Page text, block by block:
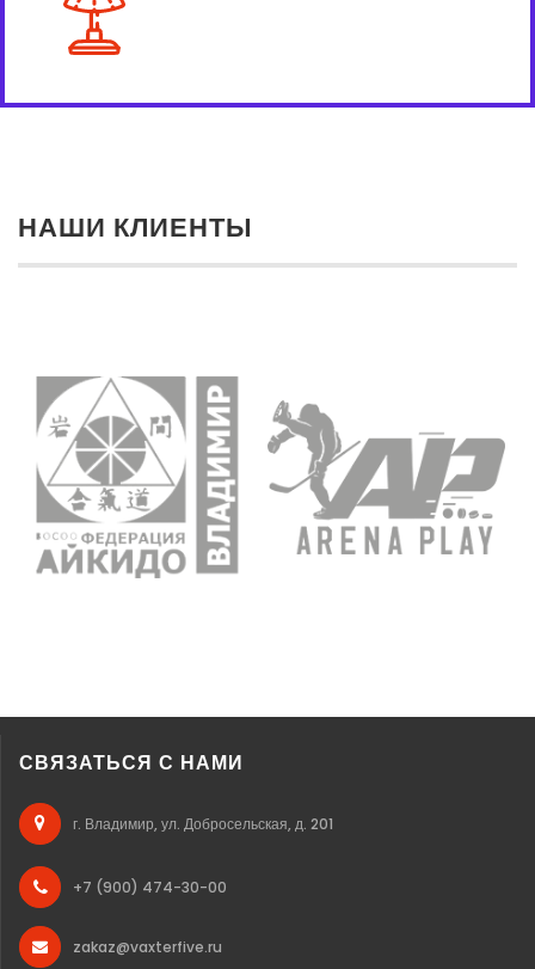
НАШИ КЛИЕНТЫ
СВЯЗАТЬСЯ С НАМИ
г. Владимир, ул. Добросельская, д. 201
+7 (900) 474-30-00
zakaz@vaxterfive.ru